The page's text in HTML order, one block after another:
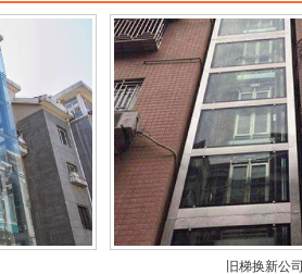
旧梯换新公司